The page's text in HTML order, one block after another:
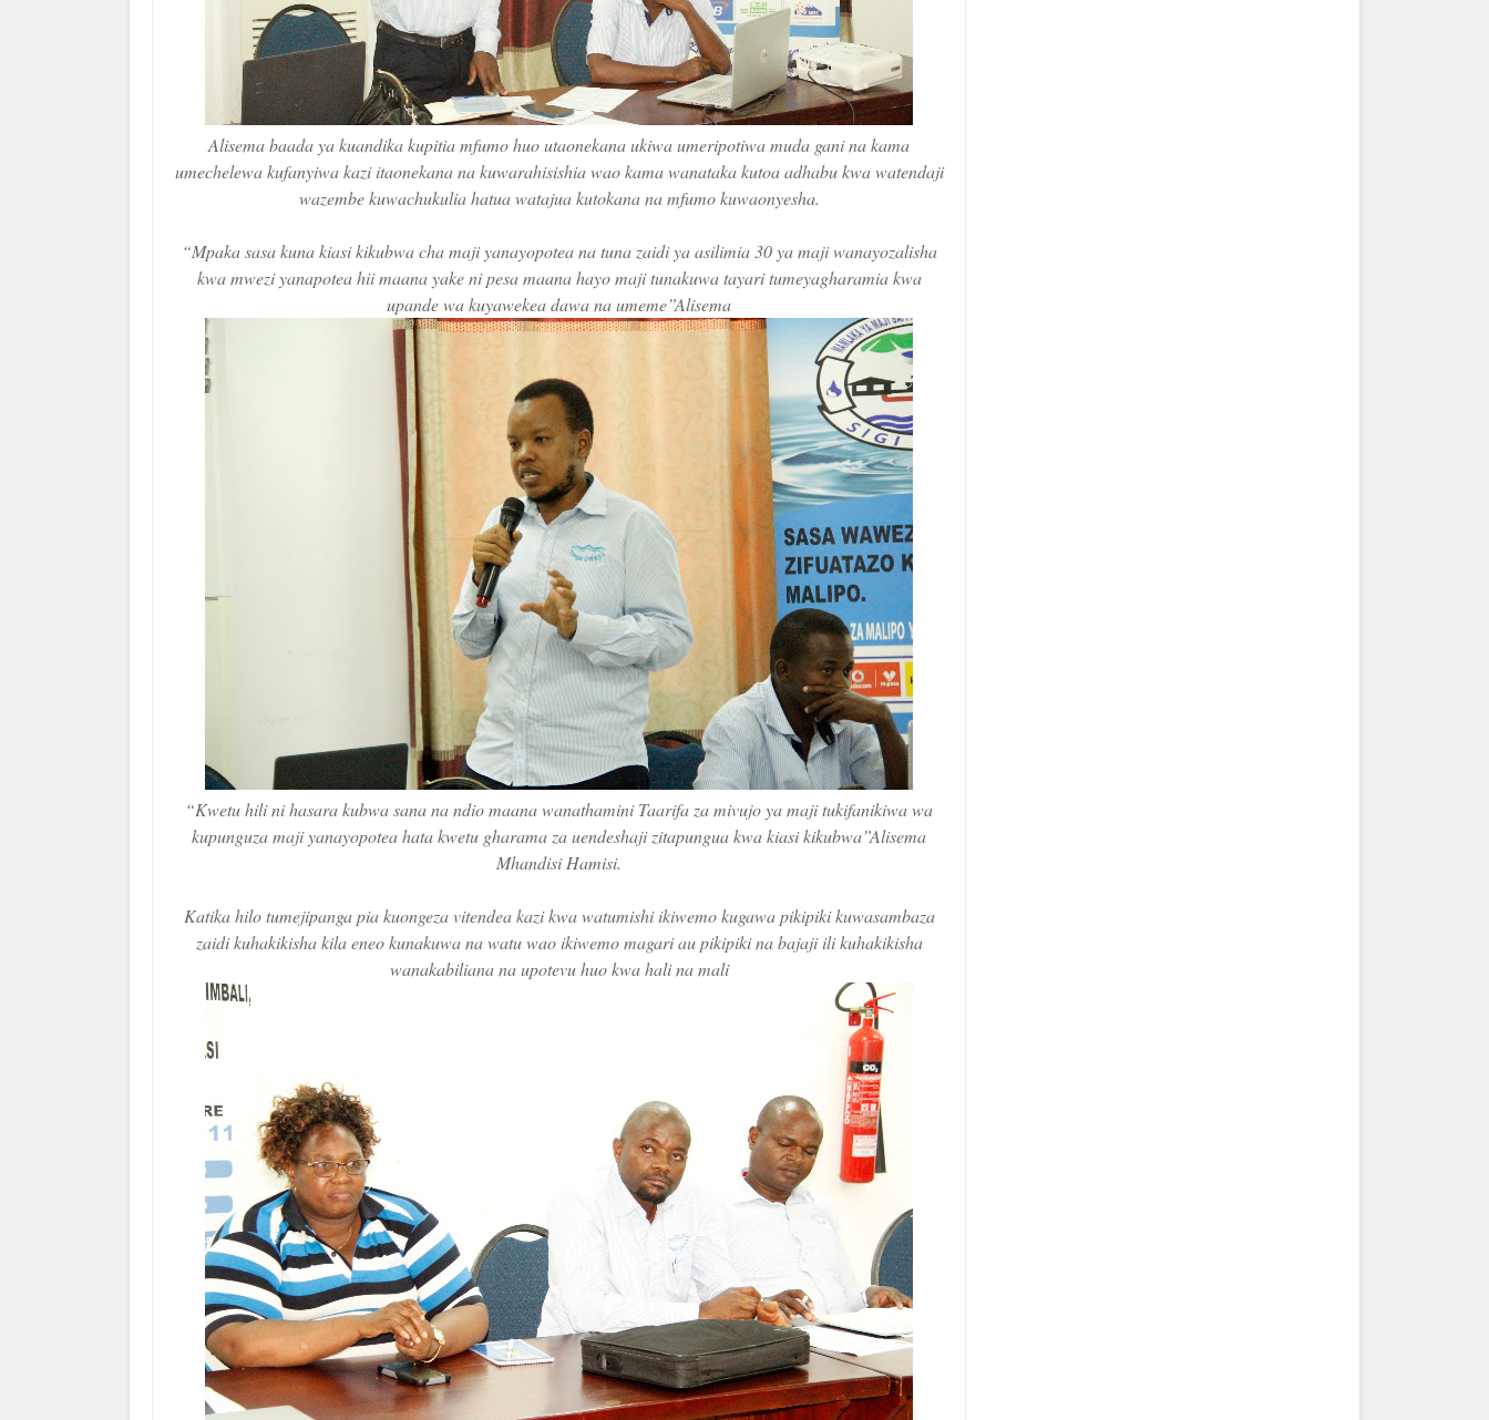
Alisema baada ya kuandika kupitia mfumo huo utaonekana ukiwa umeripotiwa muda gani na kama
umechelewa kufanyiwa kazi itaonekana na kuwarahisishia wao kama wanataka kutoa adhabu kwa watendaji
wazembe kuwachukulia hatua watajua kutokana na mfumo kuwaonyesha.
“Mpaka sasa kuna kiasi kikubwa cha maji yanayopotea na tuna zaidi ya asilimia 30 ya maji wanayozalisha
kwa mwezi yanapotea hii maana yake ni pesa maana hayo maji tunakuwa tayari tumeyagharamia kwa
upande wa kuyawekea dawa na umeme”Alisema
“Kwetu hili ni hasara kubwa sana na ndio maana wanathamini Taarifa za mivujo ya maji tukifanikiwa wa
kupunguza maji yanayopotea hata kwetu gharama za uendeshaji zitapungua kwa kiasi kikubwa”Alisema
Mhandisi Hamisi.
Katika hilo tumejipanga pia kuongeza vitendea kazi kwa watumishi ikiwemo kugawa pikipiki kuwasambaza
zaidi kuhakikisha kila eneo kunakuwa na watu wao ikiwemo magari au pikipiki na bajaji ili kuhakikisha
wanakabiliana na upotevu huo kwa hali na mali